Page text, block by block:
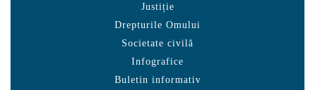
Justiție
Drepturile Omului
Societate civilă
Infografice
Buletin informativ